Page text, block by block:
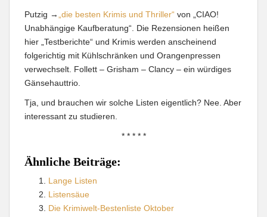
Putzig → „die besten Krimis und Thriller“ von „CIAO!
Unabhängige Kaufberatung“. Die Rezensionen heißen
hier „Testberichte“ und Krimis werden anscheinend
folgerichtig mit Kühlschränken und Orangenpressen
verwechselt. Follett – Grisham – Clancy – ein würdiges
Gänsehauttrio.
Tja, und brauchen wir solche Listen eigentlich? Nee. Aber
interessant zu studieren.
* * * * *
Ähnliche Beiträge:
Lange Listen
Listensäue
Die Krimiwelt-Bestenliste Oktober